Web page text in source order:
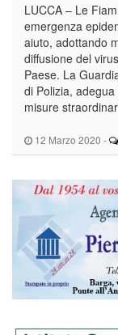
12 Marzo 2020 -
LUCCA – Le
emergenza
aiuto, adottando
diffusione del
Paese. La
di Polizia,
misure